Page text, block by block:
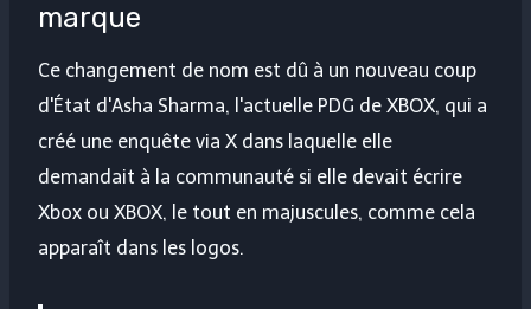
marque
Ce changement de nom est dû à un nouveau coup
d'État d'Asha Sharma, l'actuelle PDG de XBOX, qui a
créé une enquête via X dans laquelle elle
demandait à la communauté si elle devait écrire
Xbox ou XBOX, le tout en majuscules, comme cela
apparaît dans les logos.